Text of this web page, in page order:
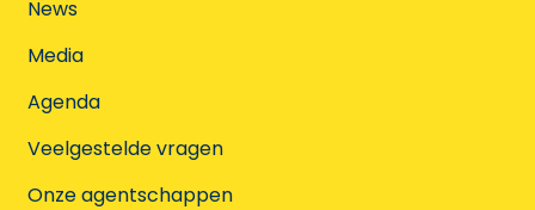
News
Media
Agenda
Veelgestelde vragen
Onze agentschappen